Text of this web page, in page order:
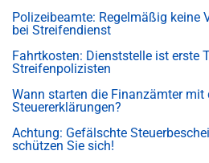
Polizeibeamte: Regelmäßig keine
bei Streifendienst
Fahrtkosten: Dienststelle ist erste
Streifenpolizisten
Wann starten die Finanzämter mit
Steuererklärungen?
Achtung: Gefälschte
schützen Sie sich!